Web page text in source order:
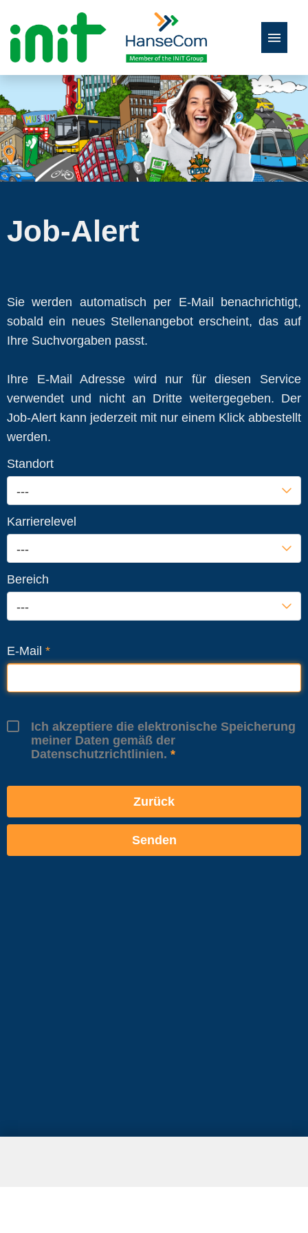
Englisch
Zur Stellenbörse
Job-Alert
Sie werden automatisch per E-Mail benachrichtigt,
sobald ein neues Stellenangebot erscheint, das auf
Ihre Suchvorgaben passt.
Ihre E-Mail Adresse wird nur für diesen Service
verwendet und nicht an Dritte weitergegeben. Der
Job-Alert kann jederzeit mit nur einem Klick abbestellt
werden.
Standort
---
Karrierelevel
---
Bereich
---
E-Mail *
Ich akzeptiere die elektronische Speicherung
meiner Daten gemäß der
Datenschutzrichtlinien.
Zurück
Senden